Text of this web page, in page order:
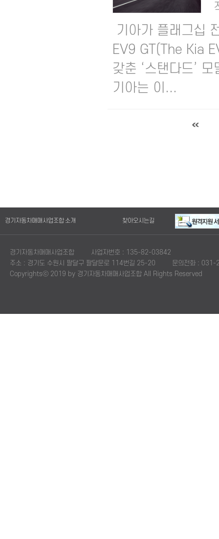
기아가 플래그십
EV9 GT(The Kia
갖춘 ‘스탠다드’
기아는 이...
경기자동차매매사업조합 소개 찾아오시는길
경기자동차매매사업조합
사업자번호 : 135-82-03842
주소 : 경기도 수원시 팔달구 팔달문로 114번길 25-20
문의전화 :
Copyrightsⓒ 2019 by 경기자동차매매사업조합 All Rights Reserved